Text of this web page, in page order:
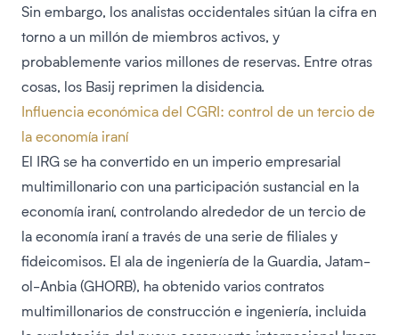
Sin embargo, los analistas occidentales sitúan la cifra en
torno a un millón de miembros activos, y
probablemente varios millones de reservas. Entre otras
cosas, los Basij reprimen la disidencia.
Influencia económica del CGRI: control de un tercio de
la economía iraní
El IRG se ha convertido en un imperio empresarial
multimillonario con una participación sustancial en la
economía iraní, controlando alrededor de un tercio de
la economía iraní a través de una serie de filiales y
fideicomisos. El ala de ingeniería de la Guardia, Jatam-
ol-Anbia (GHORB), ha obtenido varios contratos
multimillonarios de construcción e ingeniería, incluida